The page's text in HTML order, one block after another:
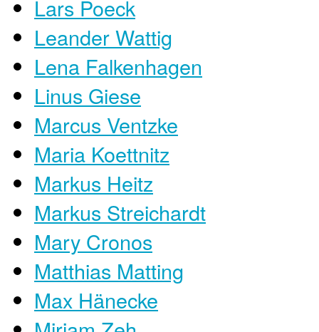
​Lars Poeck
Leander Wattig
Lena Falkenhagen
Linus Giese
Marcus Ventzke
Maria Koettnitz
Markus Heitz
Markus Streichardt
Mary Cronos
Matthias Matting
Max Hänecke